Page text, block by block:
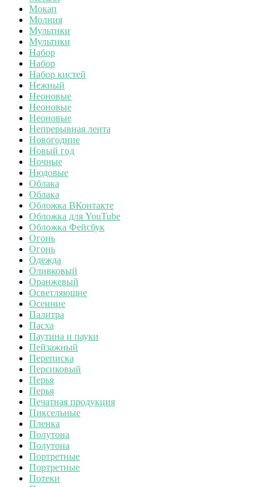
Мокап
Молния
Мультики
Мультики
Набор
Набор
Набор кистей
Нежный
Неоновые
Неоновые
Неоновые
Непрерывная лента
Новогодние
Новый год
Ночные
Нюдовые
Облака
Облака
Обложка ВКонтакте
Обложка для YouTube
Обложка Фейсбук
Огонь
Огонь
Одежда
Оливковый
Оранжевый
Осветляющие
Осенние
Палитра
Пасха
Паутина и пауки
Пейзажный
Переписка
Персиковый
Перья
Перья
Печатная продукция
Пиксельные
Пленка
Полутона
Полутона
Портретные
Портретные
Потеки